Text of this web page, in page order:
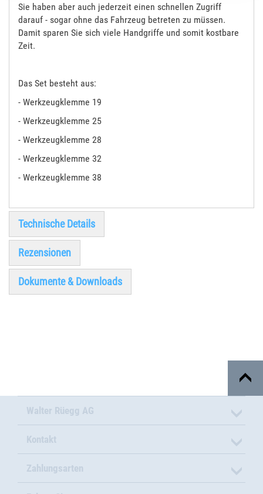
Sie haben aber auch jederzeit einen schnellen Zugriff
darauf - sogar ohne das Fahrzeug betreten zu müssen.
Damit sparen Sie sich viele Handgriffe und somit kostbare
Zeit.
Das Set besteht aus:
- Werkzeugklemme 19
- Werkzeugklemme 25
- Werkzeugklemme 28
- Werkzeugklemme 32
- Werkzeugklemme 38
Technische Details
Rezensionen
Dokumente & Downloads
Walter Rüegg AG
Kontakt
Zahlungsarten